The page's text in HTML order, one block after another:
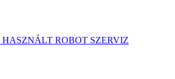
HASZNÁLT ROBOT SZERVIZ